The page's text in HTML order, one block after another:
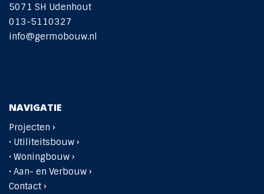
5071 SH Udenhout
013-5110327
info@germobouw.nl
NAVIGATIE
Projecten ›
• Utiliteitsbouw ›
• Woningbouw ›
• Aan- en Verbouw ›
Contact ›